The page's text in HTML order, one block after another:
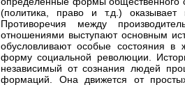
(политика, право и т.д.) оказывает
Противоречия между
отношениями выступают основным
обусловливают особые состояния в
форму социальной революции.
независимый от сознания людей
формаций. Она движется от